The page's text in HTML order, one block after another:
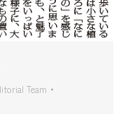
Team